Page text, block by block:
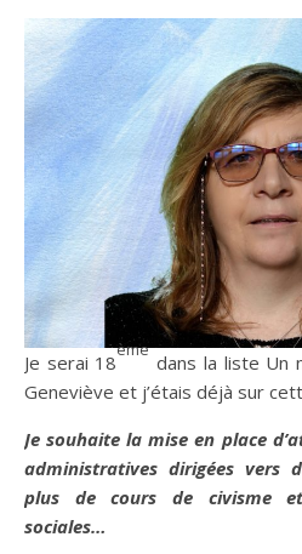
Je serai 18
ème
dans la liste Un
Geneviève et j’étais déjà sur
Je souhaite la mise en place
administratives dirigées vers
plus de cours de civisme
sociales…